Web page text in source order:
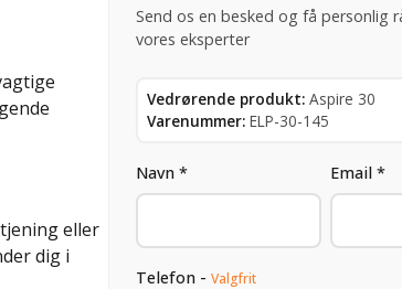
eller
dig i
Send os en besked og få personlig
vores eksperter
Vedrørende produkt: Aspire 30
Varenummer: ELP-30-145
Navn * Email *
Telefon - Valgfrit